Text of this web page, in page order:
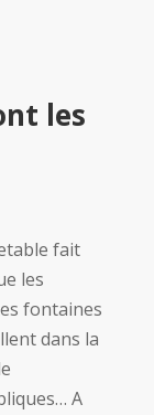
les
fait
les
fontaines
dans la
A